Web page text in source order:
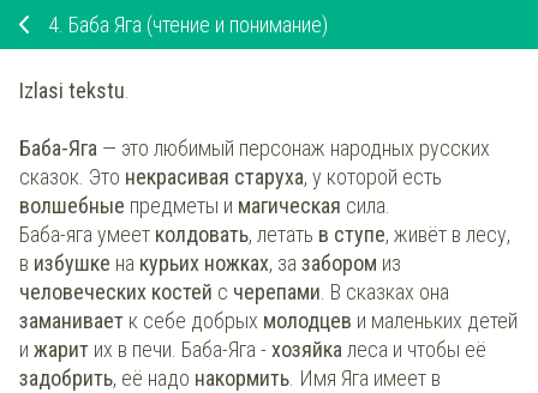
4. Баба Яга (чтение и понимание)
Izlasi tekstu.
Баба-Яга — это любимый персонаж народных русских
сказок. Это некрасивая старуха, у которой есть
волшебные предметы и магическая сила.
Баба-яга умеет колдовать, летать в ступе, живёт в лесу,
в избушке на курьих ножках, зазабором из
человеческих костей с черепами. В сказках она
заманивает к себе добрых молодцев и маленьких детей
и жарит их в печи. Баба-Яга - хозяйкалеса и чтобы её
задобрить, её надо накормить. Имя Яга имеет в